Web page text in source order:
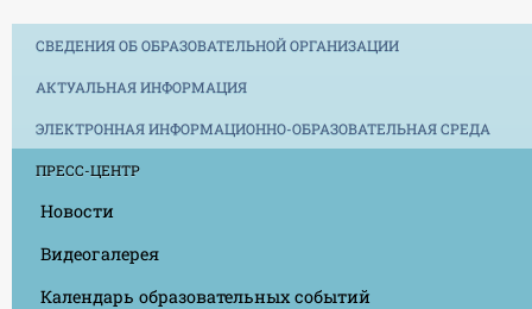
СВЕДЕНИЯ ОБ ОБРАЗОВАТЕЛЬНОЙ ОРГАНИЗАЦИИ
АКТУАЛЬНАЯ ИНФОРМАЦИЯ
ЭЛЕКТРОННАЯ ИНФОРМАЦИОННО-ОБРАЗОВАТЕЛЬНАЯ СРЕДА
ПРЕСС-ЦЕНТР
Новости
Видеогалерея
Календарь образовательных событий